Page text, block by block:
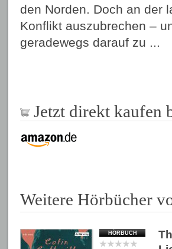
den Norden. Doch an der
Konflikt auszubrechen –
geradewegs darauf zu ...
Jetzt direkt kaufen
Weitere Hörbücher
HÖRBUCH